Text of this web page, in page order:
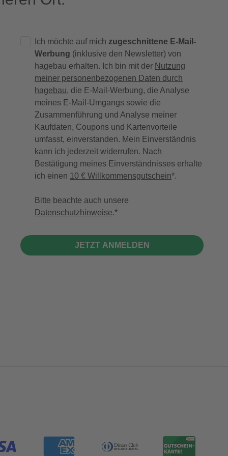
Ich möchte auf mich zugeschnittene E-Mail-
Werbung (inklusive den Newsletter) von
hagebau erhalten. Ich bin mit der Nutzung
meiner personenbezogenen Daten durch
hagebau, die E-Mail-Werbung, die Analyse
meines E-Mail-Umgangs sowie die
Zusammenführung und Analyse meiner
Kaufdaten, Coupons und Kartenvorteile
umfasst, einverstanden. Mein Einverständnis
kann ich jederzeit widerrufen. Nach
Bestätigung meines Einverständnisses erhalte
ich einen 10 € Willkommensgutschein*.
Bitte beachte auch unsere
Datenschutzhinweise.
JETZT ANMELDEN